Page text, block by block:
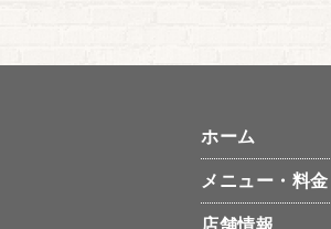
ホーム
メニュー・料金